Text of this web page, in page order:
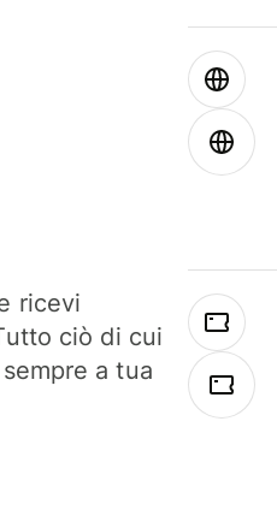
ricevi
ciò di cui
a tua